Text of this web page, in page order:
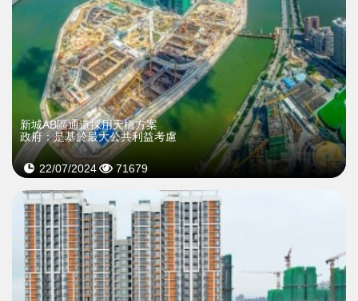
新城AB區通道採用天橋方案
政府：是基於最大公共利益考慮
22/07/2024 71679